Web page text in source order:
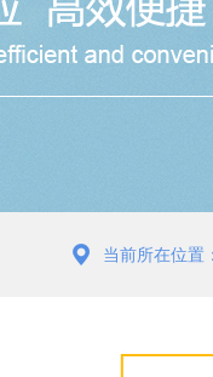
当前所在位置